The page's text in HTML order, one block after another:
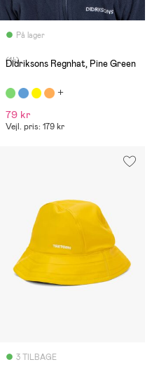
På lager
(14)
Didriksons Regnhat, Pine Green
79 kr
Vejl. pris: 179 kr
3 TILBAGE